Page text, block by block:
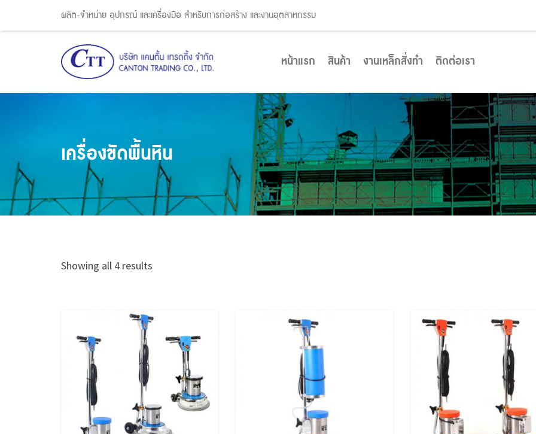
ผลิต-จำหน่าย อุปกรณ์ และเครื่องมือ สำหรับการก่อสร้าง และงานอุตสาหกรรม
หน้าแรก สินค้า งานเหล็กสั่งทำ ติดต่อเรา
เครื่องขัดพื้นหิน
Showing all 4 results